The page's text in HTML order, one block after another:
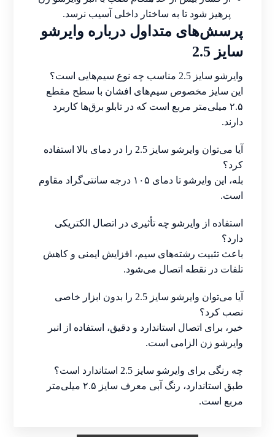
پرهیز شود تا به ساختار داخلی آسیب نرسد.
پرسش‌های متداول درباره وایرشو
سایز 2.5
وایرشو سایز 2.5 مناسب چه نوع سیم‌هایی است؟
این سایز مخصوص سیم‌های افشان با سطح مقطع
۲.۵ میلی‌متر مربع است که در تابلو برق‌ها کاربرد
دارند.
آیا می‌توان وایرشو سایز 2.5 را در دمای بالا استفاده
کرد؟
بله، این وایرشو تا دمای ۱۰۵ درجه سانتی‌گراد مقاوم
است.
استفاده از وایرشو چه تأثیری در اتصال الکتریکی
دارد؟
باعث تثبیت رشته‌های سیم، افزایش ایمنی و کاهش
تلفات در نقطه اتصال می‌شود.
آیا می‌توان وایرشو سایز 2.5 را بدون ابزار خاصی
نصب کرد؟
خیر، برای اتصال استاندارد و دقیق، استفاده از انبر
وایرشو زن الزامی است.
چه رنگی برای وایرشو سایز 2.5 استاندارد است؟
طبق استاندارد، رنگ آبی معرف سایز ۲.۵ میلی‌متر
مربع است.